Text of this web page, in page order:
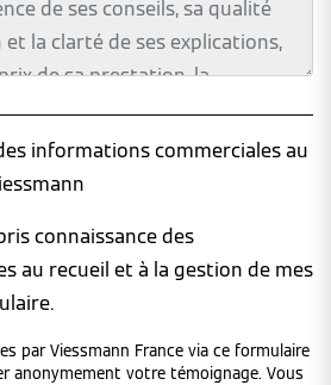
informations commerciales au
connaissance des
au recueil et à la gestion de mes
par Viessmann France via ce formulaire
anonymement votre témoignage. Vous